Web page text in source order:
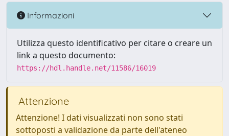
Informazioni
Utilizza questo identificativo per citare o creare un
link a questo documento:
https://hdl.handle.net/11586/16019
Attenzione
Attenzione! I dati visualizzati non sono stati
sottoposti a validazione da parte dell'ateneo